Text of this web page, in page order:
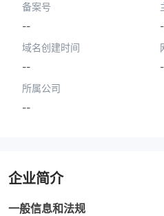
备案号
--
域名创建时间
--
所属公司
--
企业简介
一般信息和法规